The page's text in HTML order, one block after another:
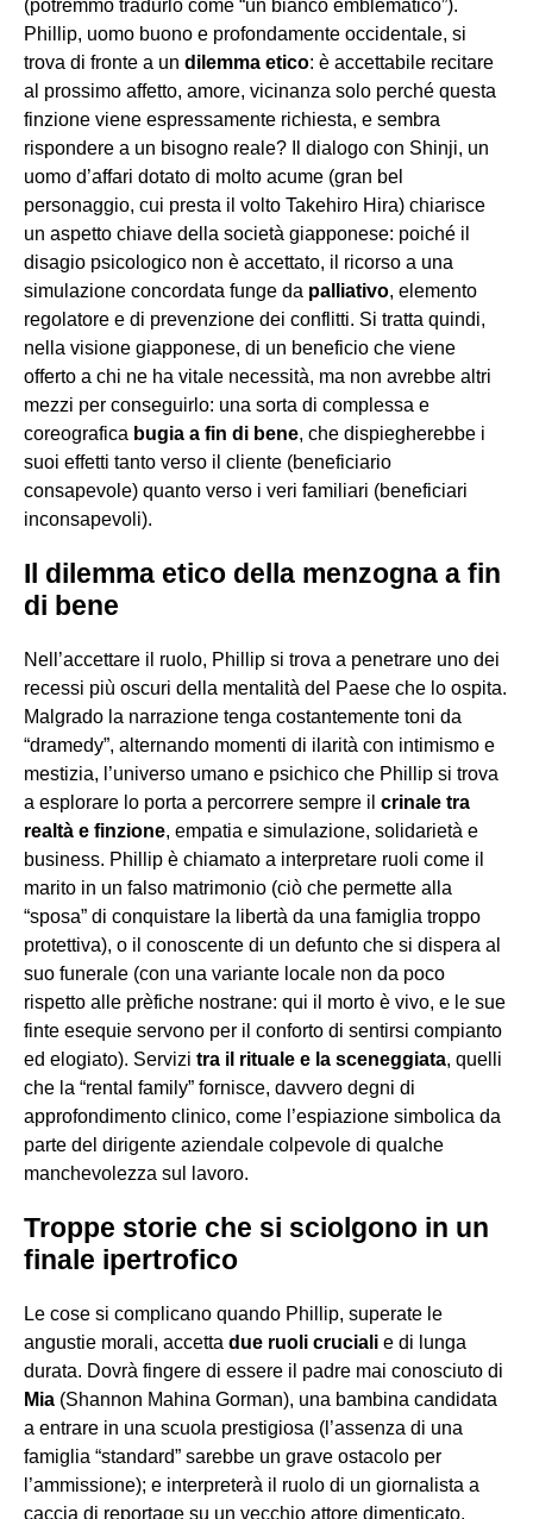
(potremmo tradurlo come “un bianco emblematico”).
Phillip, uomo buono e profondamente occidentale, si
trova di fronte a un dilemma etico: è accettabile recitare
al prossimo affetto, amore, vicinanza solo perché questa
finzione viene espressamente richiesta, e sembra
rispondere a un bisogno reale? Il dialogo con Shinji, un
uomo d’affari dotato di molto acume (gran bel
personaggio, cui presta il volto Takehiro Hira) chiarisce
un aspetto chiave della società giapponese: poiché il
disagio psicologico non è accettato, il ricorso a una
simulazione concordata funge da palliativo, elemento
regolatore e di prevenzione dei conflitti. Si tratta quindi,
nella visione giapponese, di un beneficio che viene
offerto a chi ne ha vitale necessità, ma non avrebbe altri
mezzi per conseguirlo: una sorta di complessa e
coreografica bugia a fin di bene, che dispiegherebbe i
suoi effetti tanto verso il cliente (beneficiario
consapevole) quanto verso i veri familiari (beneficiari
inconsapevoli).
Il dilemma etico della menzogna a fin
di bene
Nell’accettare il ruolo, Phillip si trova a penetrare uno dei
recessi più oscuri della mentalità del Paese che lo ospita.
Malgrado la narrazione tenga costantemente toni da
“dramedy”, alternando momenti di ilarità con intimismo e
mestizia, l’universo umano e psichico che Phillip si trova
a esplorare lo porta a percorrere sempre il crinale tra
realtà e finzione, empatia e simulazione, solidarietà e
business. Phillip è chiamato a interpretare ruoli come il
marito in un falso matrimonio (ciò che permette alla
“sposa” di conquistare la libertà da una famiglia troppo
protettiva), o il conoscente di un defunto che si dispera al
suo funerale (con una variante locale non da poco
rispetto alle prèfiche nostrane: qui il morto è vivo, e le sue
finte esequie servono per il conforto di sentirsi compianto
ed elogiato). Servizi tra il rituale e la sceneggiata, quelli
che la “rental family” fornisce, davvero degni di
approfondimento clinico, come l’espiazione simbolica da
parte del dirigente aziendale colpevole di qualche
manchevolezza sul lavoro.
Troppe storie che si sciolgono in un
finale ipertrofico
Le cose si complicano quando Phillip, superate le
angustie morali, accetta due ruoli cruciali e di lunga
durata. Dovrà fingere di essere il padre mai conosciuto di
Mia (Shannon Mahina Gorman), una bambina candidata
a entrare in una scuola prestigiosa (l’assenza di una
famiglia “standard” sarebbe un grave ostacolo per
l’ammissione); e interpreterà il ruolo di un giornalista a
caccia di reportage su un vecchio attore dimenticato,